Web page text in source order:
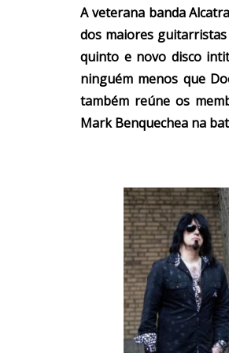
A veterana banda
dos maiores guitarristas
quinto e novo disco
ninguém menos que
também reúne os
Mark Benquechea na